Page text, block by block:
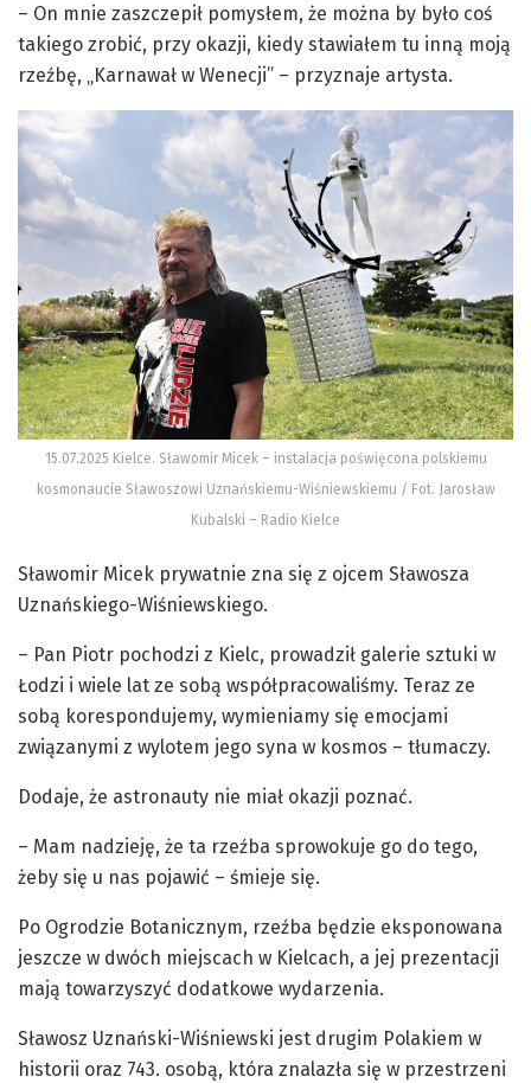
– On mnie zaszczepił pomysłem, że można by było coś
takiego zrobić, przy okazji, kiedy stawiałem tu inną moją
rzeźbę, „Karnawał w Wenecji” – przyznaje artysta.
15.07.2025 Kielce. Sławomir Micek – instalacja poświęcona polskiemu
kosmonaucie Sławoszowi Uznańskiemu-Wiśniewskiemu / Fot. Jarosław
Kubalski – Radio Kielce
Sławomir Micek prywatnie zna się z ojcem Sławosza
Uznańskiego-Wiśniewskiego.
– Pan Piotr pochodzi z Kielc, prowadził galerie sztuki w
Łodzi i wiele lat ze sobą współpracowaliśmy. Teraz ze
sobą korespondujemy, wymieniamy się emocjami
związanymi z wylotem jego syna w kosmos – tłumaczy.
Dodaje, że astronauty nie miał okazji poznać.
– Mam nadzieję, że ta rzeźba sprowokuje go do tego,
żeby się u nas pojawić – śmieje się.
Po Ogrodzie Botanicznym, rzeźba będzie eksponowana
jeszcze w dwóch miejscach w Kielcach, a jej prezentacji
mają towarzyszyć dodatkowe wydarzenia.
Sławosz Uznański-Wiśniewski jest drugim Polakiem w
historii oraz 743. osobą, która znalazła się w przestrzeni